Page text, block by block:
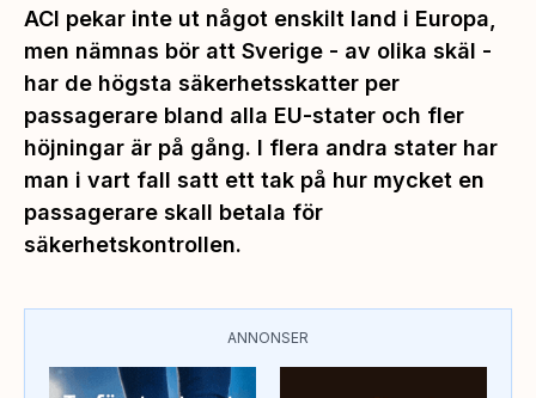
ACI pekar inte ut något enskilt land i Europa,
men nämnas bör att Sverige - av olika skäl -
har de högsta säkerhetsskatter per
passagerare bland alla EU-stater och fler
höjningar är på gång. I flera andra stater har
man i vart fall satt ett tak på hur mycket en
passagerare skall betala för
säkerhetskontrollen.
ANNONSER